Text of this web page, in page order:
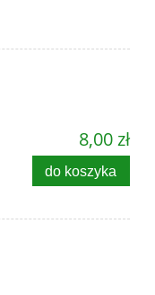
8,00 zł
do koszyka